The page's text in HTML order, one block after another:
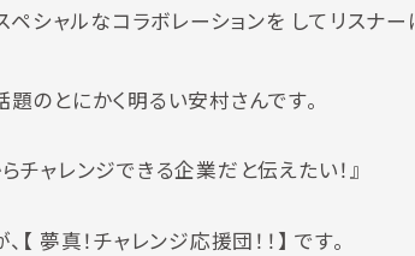
シャルなコラボレーションを してリスナ
のとにかく明るい安村さんです。
チャレンジできる企業だと伝えたい！』
夢真！チャレンジ応援団！！】 です。